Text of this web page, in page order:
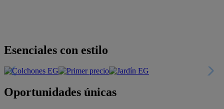
Descuentos y más
+INFO